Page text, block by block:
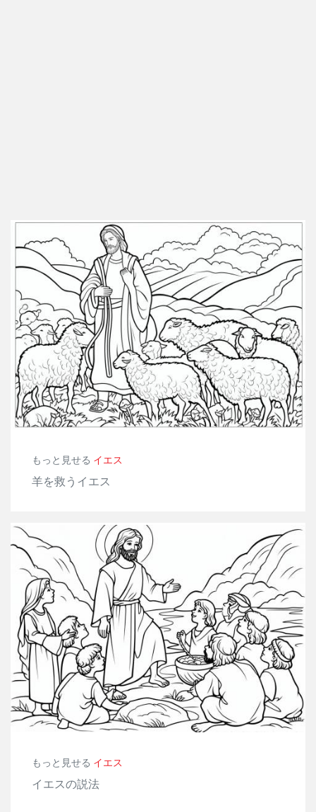
もっと見せる イエス
羊を救うイエス
もっと見せる イエス
イエスの説法